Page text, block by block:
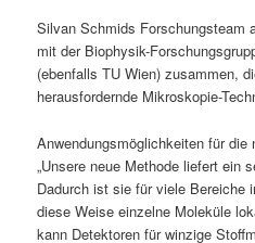
Silvan Schmids Forschungsteam
mit der Biophysik-
(ebenfalls TU Wien) zusammen,
herausfordernde Mikroskopie-
Anwendungsmöglichkeiten für
„Unsere neue Methode liefert ein
Dadurch ist sie für viele Bereiche
diese Weise einzelne Moleküle
kann Detektoren für winzige